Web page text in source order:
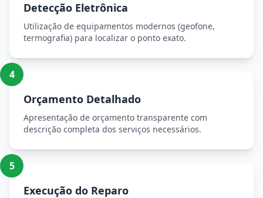
Detecção Eletrônica
Utilização de equipamentos modernos (geofone,
termografia) para localizar o ponto exato.
4
Orçamento Detalhado
Apresentação de orçamento transparente com
descrição completa dos serviços necessários.
5
Execução do Reparo